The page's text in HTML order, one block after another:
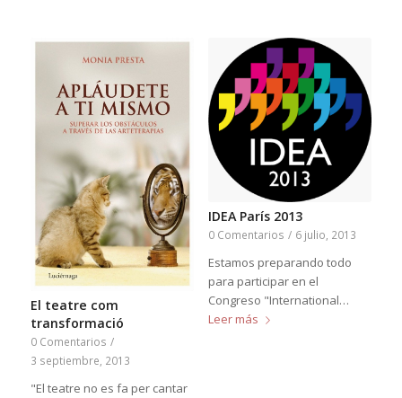
El teatre com
transformació
0 Comentarios /
3 septiembre, 2013
"El teatre no es fa per cantar
IDEA París 2013
0 Comentarios / 6 julio, 2013
Estamos preparando todo
para participar en el
Congreso "International…
Leer más